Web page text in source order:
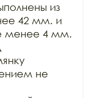
из
42 мм. и
менее 4 мм.
не